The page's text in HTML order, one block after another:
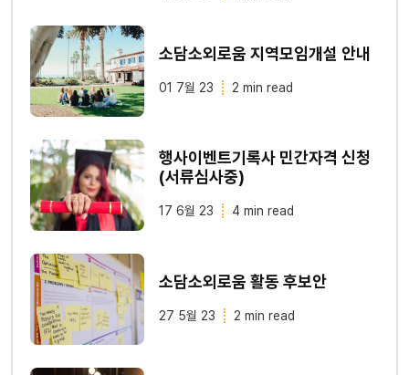
소담소외로움 지역모임개설 안내
01 7월 23 2 min read
행사이벤트기록사 민간자격 신청
(서류심사중)
17 6월 23 4 min read
소담소외로움 활동 후보안
27 5월 23 2 min read